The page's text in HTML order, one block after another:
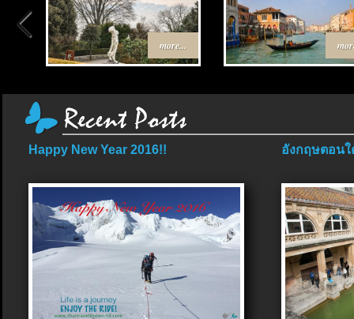
more...
Happy New Year 2016!! อังกฤษตอนใ